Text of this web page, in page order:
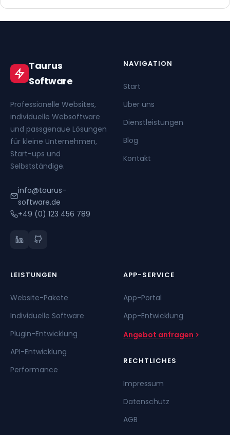
Taurus
Software
Professionelle Websites,
individuelle Websoftware
und passgenaue Lösungen
für kleine Unternehmen,
Start-ups und
Selbstständige.
info@taurus-
software.de
+49 (0) 123 456 789
NAVIGATION
Start
Über uns
Dienstleistungen
Blog
Kontakt
LEISTUNGEN
Website-Pakete
Individuelle Software
Plugin-Entwicklung
API-Entwicklung
Performance
APP-SERVICE
App-Portal
App-Entwicklung
Angebot anfragen
RECHTLICHES
Impressum
Datenschutz
AGB